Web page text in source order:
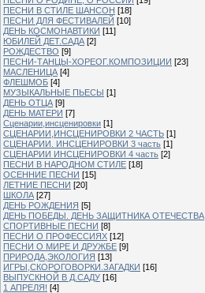
ПЕСНИ В СТИЛЕ ШАНСОН [18]
ПЕСНИ ДЛЯ ФЕСТИВАЛЕЙ [10]
ДЕНЬ КОСМОНАВТИКИ [11]
ЮБИЛЕЙ ДЕТ.САДА [2]
РОЖДЕСТВО [9]
ПЕСНИ-ТАНЦЫ-ХОРЕОГ.КОМПОЗИЦИИ [23]
МАСЛЕНИЦА [4]
ФЛЕШМОБ [4]
МУЗЫКАЛЬНЫЕ ПЬЕСЫ [1]
ДЕНЬ ОТЦА [9]
ДЕНЬ МАТЕРИ [7]
Сценарии,инсценировки [1]
СЦЕНАРИИ,ИНСЦЕНИРОВКИ 2 ЧАСТЬ [1]
СЦЕНАРИИ. ИНСЦЕНИРОВКИ 3 часть [1]
СЦЕНАРИИ ИНСЦЕНИРОВКИ 4 часть [2]
ПЕСНИ В НАРОДНОМ СТИЛЕ [18]
ОСЕННИЕ ПЕСНИ [15]
ЛЕТНИЕ ПЕСНИ [20]
ШКОЛА [27]
ДЕНЬ РОЖДЕНИЯ [5]
ДЕНЬ ПОБЕДЫ. ДЕНЬ ЗАЩИТНИКА ОТЕЧЕСТВА
СПОРТИВНЫЕ ПЕСНИ [8]
ПЕСНИ О ПРОФЕССИЯХ [12]
ПЕСНИ О МИРЕ И ДРУЖБЕ [9]
ПРИРОДА,ЭКОЛОГИЯ [13]
ИГРЫ,СКОРОГОВОРКИ.ЗАГАДКИ [16]
ВЫПУСКНОЙ В Д.САДУ [16]
1 АПРЕЛЯ! [4]